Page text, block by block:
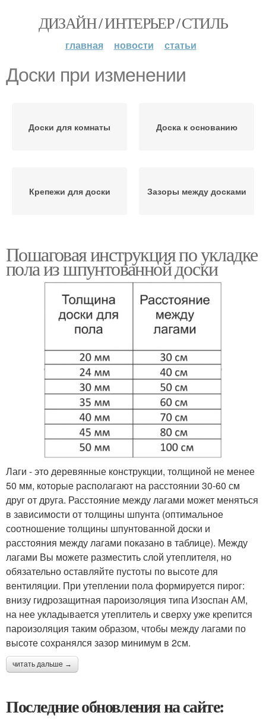
ДИЗАЙН / ИНТЕРЬЕР / СТИЛЬ
главная новости статьи
Доски при изменении
Доски для комнаты Доска к основанию
Крепежи для доски Зазоры между досками
Пошаговая инструкция по укладке
пола из шпунтованной доски
Лаги - это деревянные конструкции, толщиной не менее
50 мм, которые располагают на расстоянии 30-60 см
друг от друга. Расстояние между лагами может меняться
в зависимости от толщины шпунта (оптимальное
соотношение толщины шпунтованной доски и
расстояния между лагами показано в таблице). Между
лагами Вы можете разместить слой утеплителя, но
обязательно оставляйте пустоты по высоте для
вентиляции. При утеплении пола формируется пирог:
внизу гидрозащитная пароизоляция типа Изоспан АМ,
на нее укладывается утеплитель и сверху уже крепится
пароизоляция таким образом, чтобы между лагами по
высоте сохранялся зазор минимум в 2см.
читать дальше →
Последние обновления на сайте: